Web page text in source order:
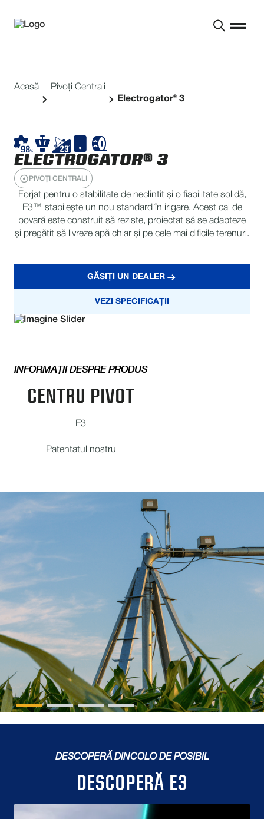
Acasă
Pivoți Centrali
Electrogator® 3
ELECTROGATOR® 3
PIVOȚI CENTRALI
Forjat pentru o stabilitate de neclintit și o fiabilitate solidă,
E3™ stabilește un nou standard în irigare. Acest cal de
povară este construit să reziste, proiectat să se adapteze
și pregătit să livreze apă chiar și pe cele mai dificile terenuri.
GĂSIȚI UN DEALER
VEZI SPECIFICAȚII
INFORMAȚII DESPRE PRODUS
CENTRU PIVOT
E3
Patentatul nostru
DESCOPERĂ DINCOLO DE POSIBIL
DESCOPERĂ E3